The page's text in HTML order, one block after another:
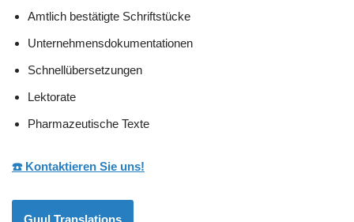
Amtlich bestätigte Schriftstücke
Unternehmensdokumentationen
Schnellübersetzungen
Lektorate
Pharmazeutische Texte
☎️ Kontaktieren Sie uns!